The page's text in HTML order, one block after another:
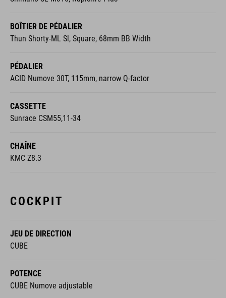
BOÎTIER DE PÉDALIER
Thun Shorty-ML Sl, Square, 68mm BB Width
PÉDALIER
ACID Numove 30T, 115mm, narrow Q-factor
CASSETTE
Sunrace CSM55,11-34
CHAÎNE
KMC Z8.3
COCKPIT
JEU DE DIRECTION
CUBE
POTENCE
CUBE Numove adjustable